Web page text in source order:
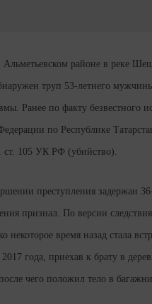
Альметьевском районе в реке
труп 53-летнего
Ранее по факту безвестного
по Республике
ст. 105 УК РФ (убийство).
преступления задержан
признал. По версии
некоторое время назад стала
года, приехав к брату в
чего положил тело в